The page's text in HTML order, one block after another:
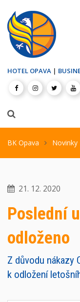
HOTEL OPAVA |
BK Opava Novinky
21. 12. 2020
Poslední
odloženo
Z důvodu nákazy
k odložení